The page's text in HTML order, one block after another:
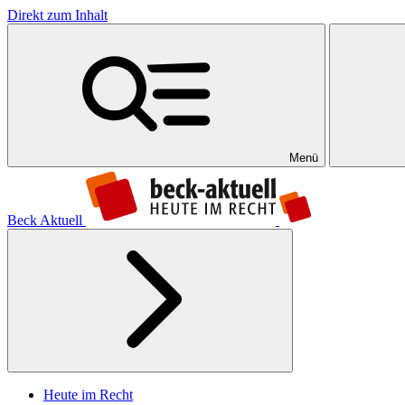
Direkt zum Inhalt
Menü
Beck Aktuell
Heute im Recht